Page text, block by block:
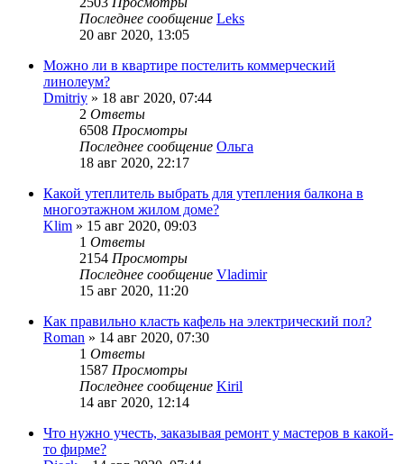
Последнее сообщение Leks
20 авг 2020, 13:05
Можно ли в квартире постелить коммерческий
линолеум?
Dmitriy » 18 авг 2020, 07:44
2 Ответы
6508 Просмотры
Последнее сообщение Ольга
18 авг 2020, 22:17
Какой утеплитель выбрать для утепления балкона в
многоэтажном жилом доме?
Klim » 15 авг 2020, 09:03
1 Ответы
2154 Просмотры
Последнее сообщение Vladimir
15 авг 2020, 11:20
Как правильно класть кафель на электрический пол?
Roman » 14 авг 2020, 07:30
1 Ответы
1587 Просмотры
Последнее сообщение Kiril
14 авг 2020, 12:14
Что нужно учесть, заказывая ремонт у мастеров в какой-
то фирме?